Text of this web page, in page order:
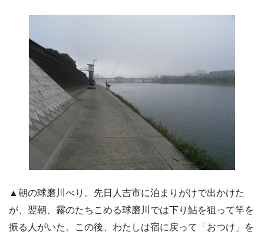
▲朝の球磨川べり。先日人吉市に泊まりがけで出かけた
が、翌朝、霧のたちこめる球磨川では下り鮎を狙って竿を
振る人がいた。この後、わたしは宿に戻って「おつけ」を